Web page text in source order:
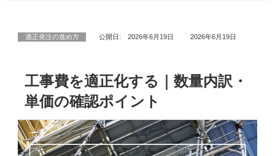
適正発注の進め方 公開日: 2026年6月19日 2026年6月19日
工事費を適正化する｜数量内訳・
単価の確認ポイント